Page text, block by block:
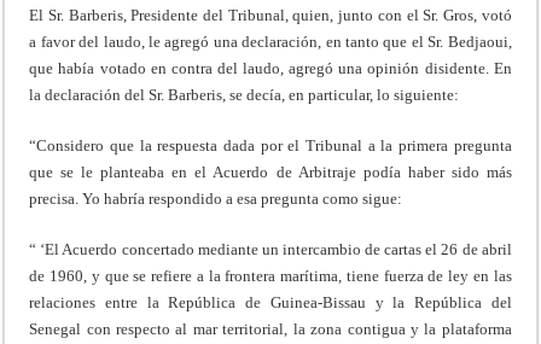
El Sr. Barberis, Presidente del Tribunal, quien, junto con el Sr. Gros, votó
a favor del laudo, le agregó una declaración, en tanto que el Sr. Bedjaoui,
que había votado en contra del laudo, agregó una opinión disidente. En
la declaración del Sr. Barberis, se decía, en particular, lo siguiente:
“Considero que la respuesta dada por el Tribunal a la primera pregunta
que se le planteaba en el Acuerdo de Arbitraje podía haber sido más
precisa. Yo habría respondido a esa pregunta como sigue:
“ ‘El Acuerdo concertado mediante un intercambio de cartas el 26 de abril
de 1960, y que se refiere a la frontera marítima, tiene fuerza de ley en las
relaciones entre la República de Guinea-Bissau y la República del
Senegal con respecto al mar territorial, la zona contigua y la plataforma